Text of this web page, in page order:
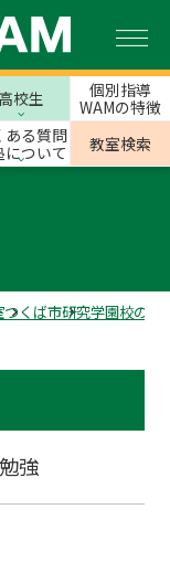
高校生
個別指導
WAMの特徴
ある質問
について
教室検索
つくば市研究学園校のス
強